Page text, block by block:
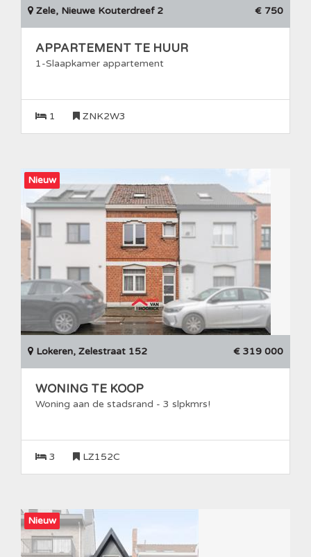
Zele, Nieuwe Kouterdreef 2 € 750
APPARTEMENT TE HUUR
1-Slaapkamer appartement
1 ZNK2W3
Nieuw
Lokeren, Zelestraat 152 € 319 000
WONING TE KOOP
Woning aan de stadsrand - 3 slpkmrs!
3 LZ152C
Nieuw